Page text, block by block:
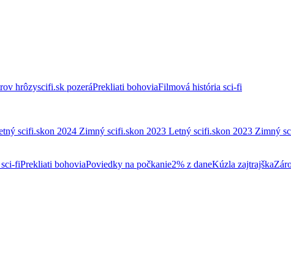
hrôzyscifi.sk pozeráPrekliati bohoviaFilmová história sci-fi
scifi.skon 2024 Zimný scifi.skon 2023 Letný scifi.skon 2023 Zimný
fiPrekliati bohoviaPoviedky na počkanie2% z daneKúzla zajtrajška